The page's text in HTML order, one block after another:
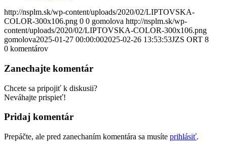
http://nsplm.sk/wp-content/uploads/2020/02/LIPTOVSKA-
COLOR-300x106.png 0 0 gomolova http://nsplm.sk/wp-
content/uploads/2020/02/LIPTOVSKA-COLOR-300x106.png
gomolova2025-01-27 00:00:002025-02-26 13:53:53JZS ORT 8
0 komentárov
Zanechajte komentár
Chcete sa pripojiť k diskusii?
Neváhajte prispieť!
Pridaj komentár
Prepáčte, ale pred zanechaním komentára sa musíte prihlásiť.